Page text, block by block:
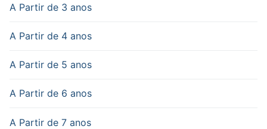
A Partir de 3 anos
A Partir de 4 anos
A Partir de 5 anos
A Partir de 6 anos
A Partir de 7 anos